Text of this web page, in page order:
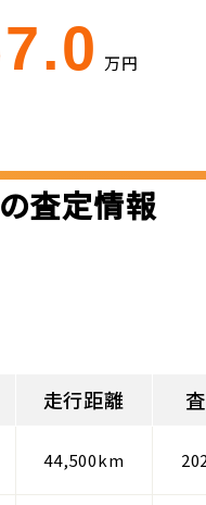
万円
査定情報
走行距離
44,500km